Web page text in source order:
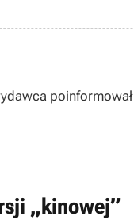
„kinowej”